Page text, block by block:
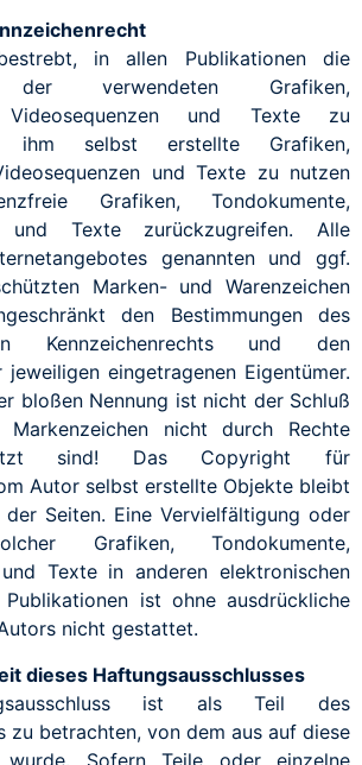
in allen Publikationen die
der verwendeten Grafiken,
Videosequenzen und Texte zu
ihm selbst erstellte Grafiken,
und Texte zu nutzen
Grafiken, Tondokumente,
und Texte zurückzugreifen. Alle
genannten und ggf.
Marken- und Warenzeichen
den Bestimmungen des
Kennzeichenrechts und den
jeweiligen eingetragenen Eigentümer.
bloßen Nennung ist nicht der Schluß
nicht durch Rechte
sind! Das Copyright für
Autor selbst erstellte Objekte bleibt
Seiten. Eine Vervielfältigung oder
Grafiken, Tondokumente,
Texte in anderen elektronischen
ist ohne ausdrückliche
nicht gestattet.
dieses Haftungsausschlusses
ist als Teil des
zu betrachten, von dem aus auf diese
wurde. Sofern Teile oder einzelne